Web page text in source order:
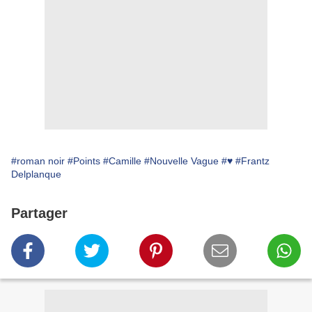
#roman noir #Points #Camille #Nouvelle Vague #♥ #Frantz
Delplanque
Partager